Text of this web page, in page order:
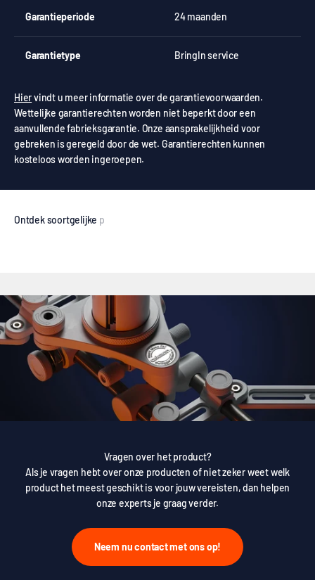
Garantieperiode 24 maanden
Garantietype BringIn service
Hiervindt u meer informatie over de garantievoorwaarden.
Wettelijke garantierechten worden niet beperkt door een
aanvullende fabrieksgarantie. Onze aansprakelijkheid voor
gebreken is geregeld door de wet. Garantierechten kunnen
kosteloos worden ingeroepen.
Vragen over het product?
Als je vragen hebt over onze producten of niet zeker weet welk
product het meest geschikt is voor jouw vereisten, dan helpen
onze experts je graag verder.
Neem nu contact met ons op!